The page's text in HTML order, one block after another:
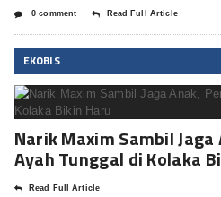
0 comment Read Full Article
EKOBIS
Narik Maxim Sambil
Ayah Tunggal di Kolaka
Read Full Article